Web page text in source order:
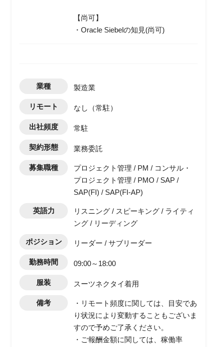
【尚可】
・Oracle Siebelの知見(尚可)
業種 製造業
リモート なし（常駐）
出社頻度 常駐
契約形態 業務委託
募集職種
プロジェクト管理 / PM / コンサル・
プロジェクト管理 / PMO / SAP /
SAP(FI) / SAP(FI-AP)
英語力
リスニング / スピーキング / ライティ
ング / リーディング
ポジション リーダー / サブリーダー
勤務時間 09:00～18:00
服装 スーツネクタイ着用
備考
・リモート頻度に関しては、目安であ
り状況により変動することもございま
すので予めご了承ください。
・ご報酬金額に関しては、稼働率